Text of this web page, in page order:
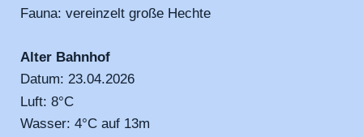
Fauna: vereinzelt große Hechte
Alter Bahnhof
Datum: 23.04.2026
Luft: 8°C
Wasser: 4°C auf 13m